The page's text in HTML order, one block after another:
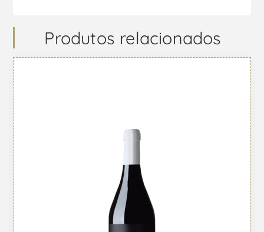
Produtos relacionados